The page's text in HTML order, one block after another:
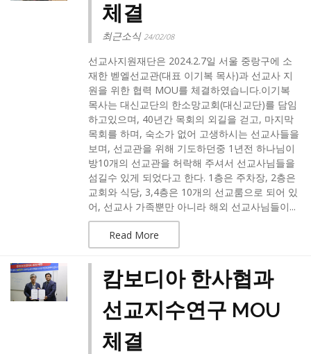
체결
최근소식 24/02/08
선교사지원재단은 2024.2.7일 서울 중랑구에 소
재한 벧엘선교관(대표 이기복 목사)과 선교사 지
원을 위한 협력 MOU를 체결하였습니다.​이기복
목사는 대신교단의 한소망교회(대신교단)를 담임
하고있으며, 40년간 목회의 외길을 걷고, 마지막
목회를 하며, 숙소가 없어 고생하시는 선교사들을
보며, 선교관을 위해 기도하던중 1년전 하나님이
방10개의 선교관을 허락해 주셔서 선교사님들을
섬길수 있게 되었다고 한다. 1층은 주차장, 2층은
교회와 식당, 3,4층은 10개의 선교룸으로 되어 있
어, 선교사 가족뿐만 아니라 해외 선교사님들이...
Read More
캄보디아 한사협과
선교지수연구 MOU
체결